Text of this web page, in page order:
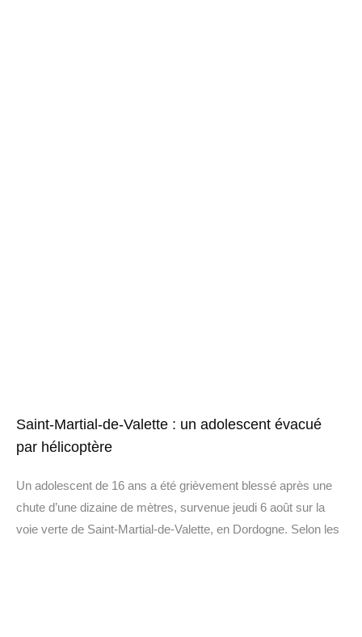
Saint-Martial-de-Valette : un adolescent évacué
par hélicoptère
Un adolescent de 16 ans a été grièvement blessé après une
chute d’une dizaine de mètres, survenue jeudi 6 août sur la
voie verte de Saint-Martial-de-Valette, en Dordogne. Selon les